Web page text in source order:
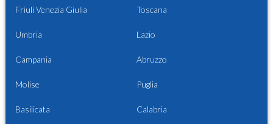
Friuli Venezia Giulia Toscana
Umbria Lazio
Campania Abruzzo
Molise Puglia
Basilicata Calabria